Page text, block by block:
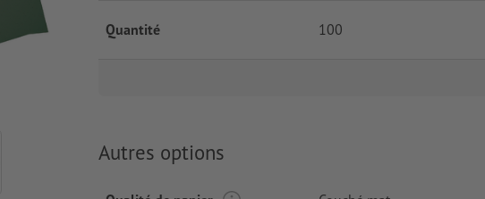
Quantité 100
Autres options